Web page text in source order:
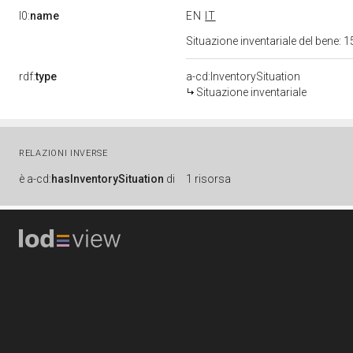
l0:name EN
IT
Situazione inventariale del bene:
rdf:type
a-cd:InventorySituation
Situazione inventariale
RELAZIONI INVERSE
è a-cd:hasInventorySituation di 1 risorsa